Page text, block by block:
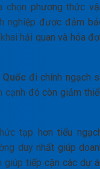
chọn phương thức
nghiệp được đảm
hải quan và hóa
Quốcđi chính ngạch
cạnh đó còn giảm
tạp hơn tiểu
duy nhất giúp
giúp tiếp cận các dự